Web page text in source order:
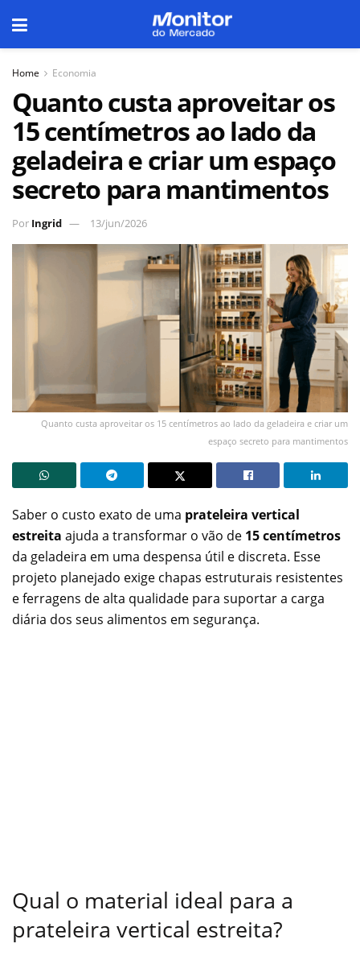
Home Economia
Quanto custa aproveitar os
15 centímetros ao lado da
geladeira e criar um espaço
secreto para mantimentos
Por Ingrid 13/jun/2026
Quanto custa aproveitar os 15 centímetros ao lado da geladeira e criar um
espaço secreto para mantimentos
Saber o custo exato de uma prateleira vertical
estreita ajuda a transformar o vão de 15 centímetros
da geladeira em uma despensa útil e discreta. Esse
projeto planejado exige chapas estruturais resistentes
e ferragens de alta qualidade para suportar a carga
diária dos seus alimentos em segurança.
Qual o material ideal para a
prateleira vertical estreita?